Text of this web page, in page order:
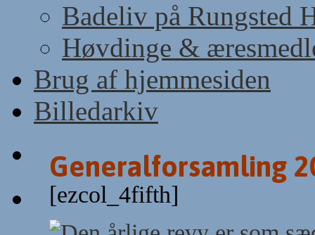
Badeliv på Rungsted
Høvdinge &
Brug af hjemmesiden
Billedarkiv
Generalforsamling
[ezcol_4fifth]